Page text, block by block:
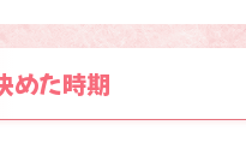
めた時期